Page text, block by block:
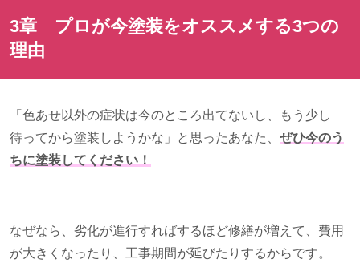
3章 プロが今塗装をオススメする3つの
理由
「色あせ以外の症状は今のところ出てないし、もう少し
待ってから塗装しようかな」と思ったあなた、 ぜひ今のう
ちに塗装してください！
なぜなら、劣化が進行すればするほど修繕が増えて、費用
が大きくなったり、工事期間が延びたりするからです。